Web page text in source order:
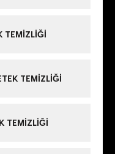
TEMIZLIĞI
TEMIZLIĞI
TEMIZLIĞI